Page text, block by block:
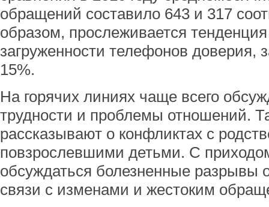
обращений составило 643 и 317
образом, прослеживается
загруженности телефонов доверия,
15%.
На горячих линиях чаще всего
трудности и проблемы отношений.
рассказывают о конфликтах с
повзрослевшими детьми. С
обсуждаться болезненные разрывы
связи с изменами и жестоким